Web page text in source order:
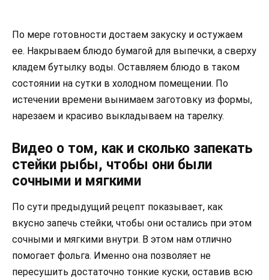
По мере готовности достаем закуску и остужаем
ее. Накрываем блюдо бумагой для выпечки, а сверху
кладем бутылку воды. Оставляем блюдо в таком
состоянии на сутки в холодном помещении. По
истечении времени вынимаем заготовку из формы,
нарезаем и красиво выкладываем на тарелку.
Видео о том, как и сколько запекать
стейки рыбы, чтобы они были
сочными и мягкими
По сути предыдущий рецепт показывает, как
вкусно запечь стейки, чтобы они остались при этом
сочными и мягкими внутри. В этом нам отлично
помогает фольга. Именно она позволяет не
пересушить достаточно тонкие куски, оставив всю